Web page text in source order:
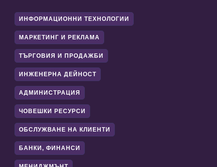
ИНФОРМАЦИОННИ ТЕХНОЛОГИИ
МАРКЕТИНГ И РЕКЛАМА
ТЪРГОВИЯ И ПРОДАЖБИ
ИНЖЕНЕРНА ДЕЙНОСТ
АДМИНИСТРАЦИЯ
ЧОВЕШКИ РЕСУРСИ
ОБСЛУЖВАНЕ НА КЛИЕНТИ
БАНКИ, ФИНАНСИ